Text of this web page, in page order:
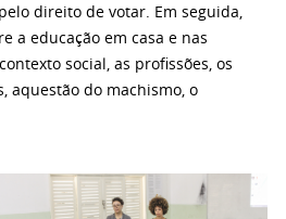
direito de votar. Em seguida,
a educação em casa e nas
social, as profissões, os
aquestão do machismo, o